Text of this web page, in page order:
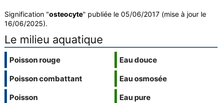
Signification "osteocyte" publiée le 05/06/2017 (mise à jour le
16/06/2025).
Le milieu aquatique
Poisson rouge
Poisson combattant
Poisson
Eau douce
Eau osmosée
Eau pure